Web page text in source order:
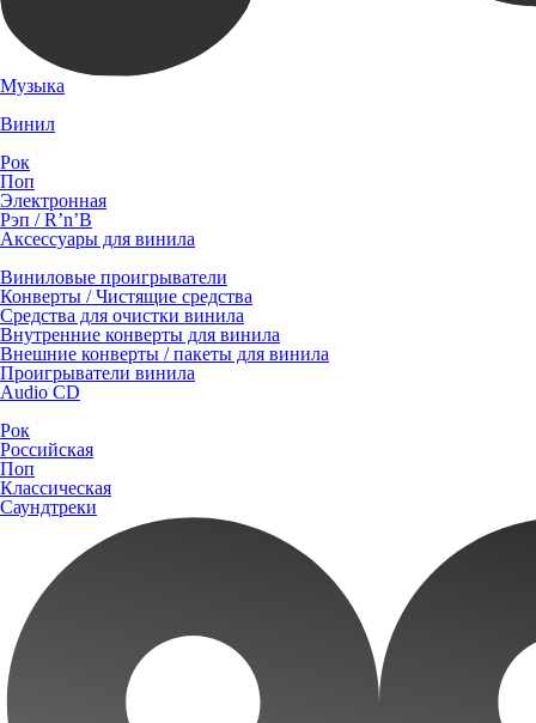
Музыка
Винил
Рок
Поп
Электронная
Рэп / R’n’B
Аксессуары для винила
Виниловые проигрыватели
Конверты / Чистящие средства
Средства для очистки винила
Внутренние конверты для винила
Внешние конверты / пакеты для винила
Проигрыватели винила
Audio CD
Рок
Российская
Поп
Классическая
Саундтреки